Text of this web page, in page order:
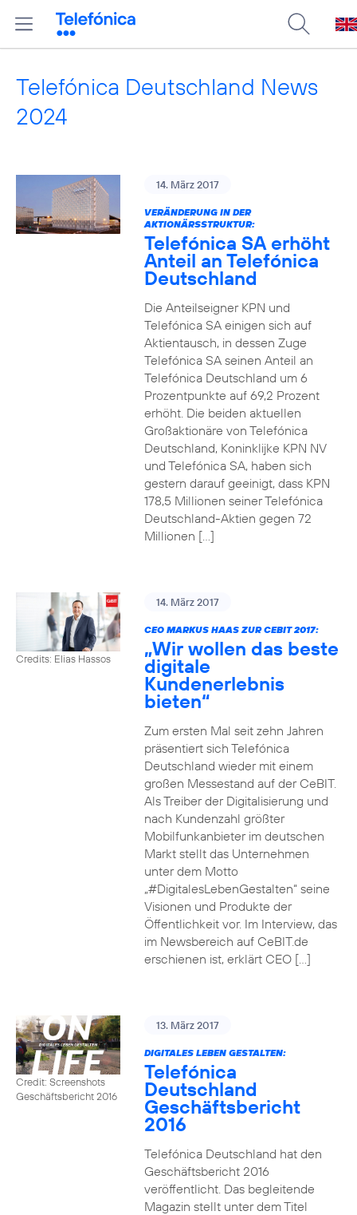
Telefónica Deutschland News
2024
14. März 2017
VERÄNDERUNG IN DER
AKTIONÄRSSTRUKTUR:
Telefónica SA erhöht
Anteil an Telefónica
Deutschland
Die Anteilseigner KPN und
Telefónica SA einigen sich auf
Aktientausch, in dessen Zuge
Telefónica SA seinen Anteil an
Telefónica Deutschland um 6
Prozentpunkte auf 69,2 Prozent
erhöht. Die beiden aktuellen
Großaktionäre von Telefónica
Deutschland, Koninklijke KPN NV
und Telefónica SA, haben sich
gestern darauf geeinigt, dass KPN
178,5 Millionen seiner Telefónica
Deutschland-Aktien gegen 72
Millionen […]
Credits: Elias Hassos
14. März 2017
CEO MARKUS HAAS ZUR CEBIT 2017:
„Wir wollen das beste
digitale
Kundenerlebnis
bieten“
Zum ersten Mal seit zehn Jahren
präsentiert sich Telefónica
Deutschland wieder mit einem
großen Messestand auf der CeBIT.
Als Treiber der Digitalisierung und
nach Kundenzahl größter
Mobilfunkanbieter im deutschen
Markt stellt das Unternehmen
unter dem Motto
„#DigitalesLebenGestalten“ seine
Visionen und Produkte der
Öffentlichkeit vor. Im Interview, das
im Newsbereich auf CeBIT.de
erschienen ist, erklärt CEO […]
Credit: Screenshots
Geschäftsbericht 2016
13. März 2017
DIGITALES LEBEN GESTALTEN:
Telefónica
Deutschland
Geschäftsbericht
2016
Telefónica Deutschland hat den
Geschäftsbericht 2016
veröffentlicht. Das begleitende
Magazin stellt unter dem Titel